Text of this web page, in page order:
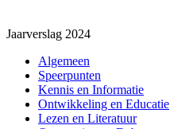
Jaarverslag 2024
Algemeen
Speerpunten
Kennis en Informatie
Ontwikkeling en Educatie
Lezen en Literatuur